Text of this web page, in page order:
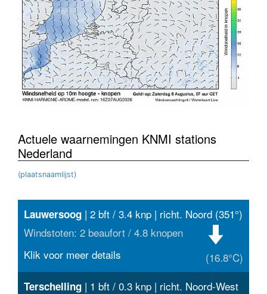
Actuele waarnemingen KNMI stations
Nederland
(plaatsnaamlijst)
Lauwersoog | 2 bft / 3.4 knp | richt. Noord (351°)
Windstoten: 2 beaufort / 4.8 knopen
(16.8°C)
Klik voor meer details
Terschelling | 1 bft / 0.3 knp | richt. Noord-West